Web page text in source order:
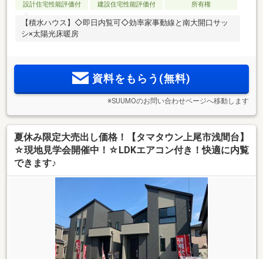
設計住宅性能評価付
建設住宅性能評価付 所有権
【積水ハウス】◇即日内覧可◇効率家事動線と南大開口サッ
シ×太陽光床暖房
資料をもらう(無料)
※SUUMOのお問い合わせページへ移動します
夏休み限定大売出し価格！【タマタウン上尾市浅間台】
☆現地見学会開催中！☆LDKエアコン付き！快適に内覧
できます♪